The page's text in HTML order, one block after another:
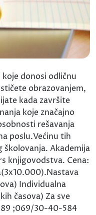
donosi odličnu
obrazovanjem,
kada završite
koje značajno
rešavanja
poslu.Većinu tih
Akademija
knjigovodstva. Cena:
Individualna
časova) Za sve
;069/30-40-584